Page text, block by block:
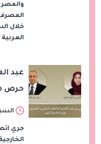
خلال
عبد
حرص
السبت 01/أغسطس/
جري